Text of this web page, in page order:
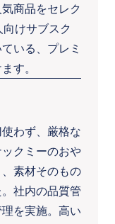
商品をセレク
けサブスク
いる、プレミ
す。
わず、厳格な
クミーのおや
素材そのもの
社内の品質管
を実施。高い